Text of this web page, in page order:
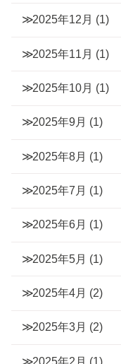
2025年12月 (1)
2025年11月 (1)
2025年10月 (1)
2025年9月 (1)
2025年8月 (1)
2025年7月 (1)
2025年6月 (1)
2025年5月 (1)
2025年4月 (2)
2025年3月 (2)
2025年2月 (1)